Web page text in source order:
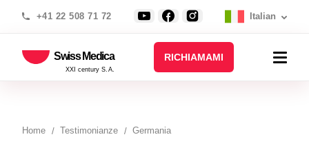
+41 22 508 71 72 Italian
Swiss Medica
XXI century S.A.
RICHIAMAMI
Home Testimonianze Germania